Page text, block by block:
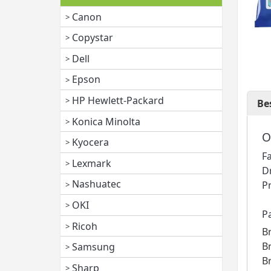
Canon
Copystar
Dell
Epson
HP Hewlett-Packard
Konica Minolta
Kyocera
Lexmark
Nashuatec
OKI
Ricoh
Samsung
Sharp